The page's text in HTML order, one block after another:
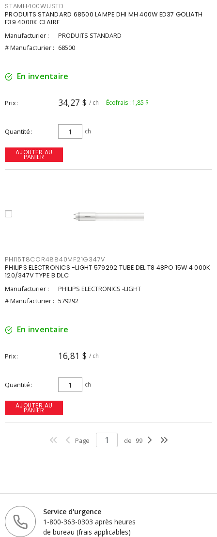
STAMH400WUSTD
PRODUITS STANDARD 68500 LAMPE DHI MH 400W ED37 GOLIATH
E39 4000K CLAIRE
Manufacturier :
PRODUITS STANDARD
# Manufacturier : 68500
En inventaire
Prix 34,27 $ / ch Écofrais : 1,85 $
Quantité ch
AJOUTER AU
PANIER
PHI15T8COR48840MF21G347V
PHILIPS ELECTRONICS -LIGHT 579292 TUBE DEL T8 48PO 15W 4 000K
120/347V TYPE B DLC
Manufacturier :
PHILIPS ELECTRONICS -LIGHT
# Manufacturier : 579292
En inventaire
Prix 16,81 $ / ch
Quantité ch
AJOUTER AU
PANIER
Page de 99
Service d'urgence
1-800-363-0303 après heures
de bureau (frais applicables)